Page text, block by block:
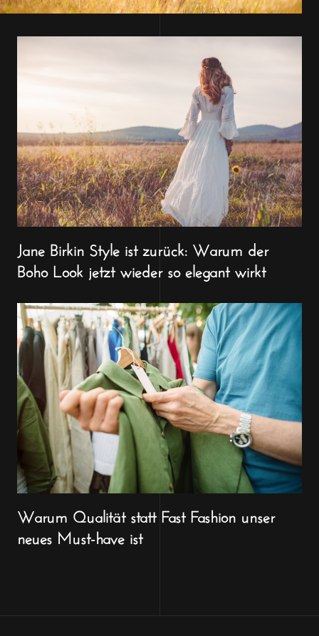
Jane Birkin Style ist zurück: Warum der
Boho Look jetzt wieder so elegant wirkt
Warum Qualität statt Fast Fashion unser
neues Must-have ist